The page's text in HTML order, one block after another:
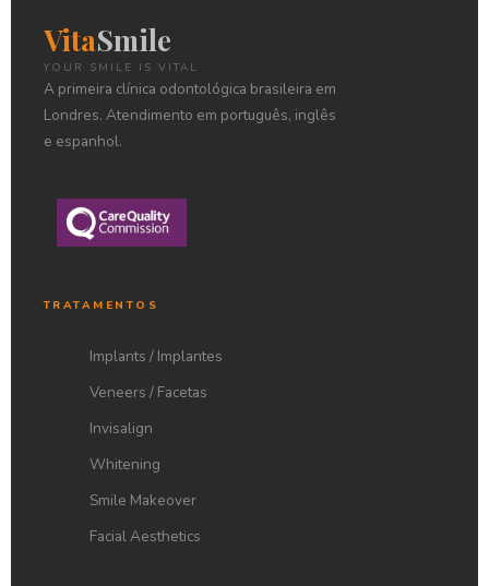
VitaSmile
YOUR SMILE IS VITAL
A primeira clínica odontológica brasileira em
Londres. Atendimento em português, inglês
e espanhol.
TRATAMENTOS
Implants / Implantes
Veneers / Facetas
Invisalign
Whitening
Smile Makeover
Facial Aesthetics